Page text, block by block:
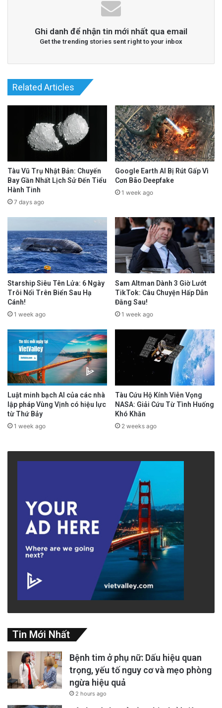
Ghi danh để nhận tin mới nhất qua email
Get the trending stories sent right to your inbox
Related Articles
Tàu Vũ Trụ Nhật Bản: Chuyến
Bay Gần Nhất Lịch Sử Đến Tiểu
Hành Tinh
7 days ago
Google Earth AI Bị Rút Gấp Vì
Cơn Bão Deepfake
1 week ago
Starship Siêu Tên Lửa: 6 Ngày
Trôi Nổi Trên Biển Sau Hạ
Cánh!
1 week ago
Sam Altman Dành 3 Giờ Lướt
TikTok: Câu Chuyện Hấp Dẫn
Đằng Sau!
1 week ago
Luật minh bạch AI của các nhà
lập pháp Vùng Vịnh có hiệu lực
từ Thứ Bảy
1 week ago
Tàu Cứu Hộ Kính Viễn Vọng
NASA: Giải Cứu Từ Tình Huống
Khó Khăn
2 weeks ago
Tin Mới Nhất
Bệnh tim ở phụ nữ: Dấu hiệu quan
trọng, yếu tố nguy cơ và mẹo phòng
ngừa hiệu quả
2 hours ago